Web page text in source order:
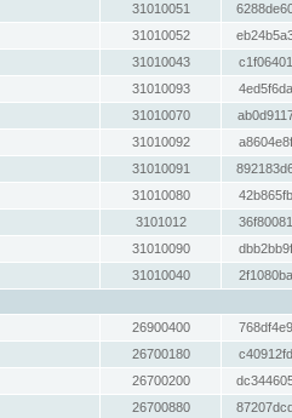
31010051
31010052
31010043
31010093
31010070
31010092
31010091
31010080
3101012
31010090
31010040
26900400
26700180
26700200
26700880